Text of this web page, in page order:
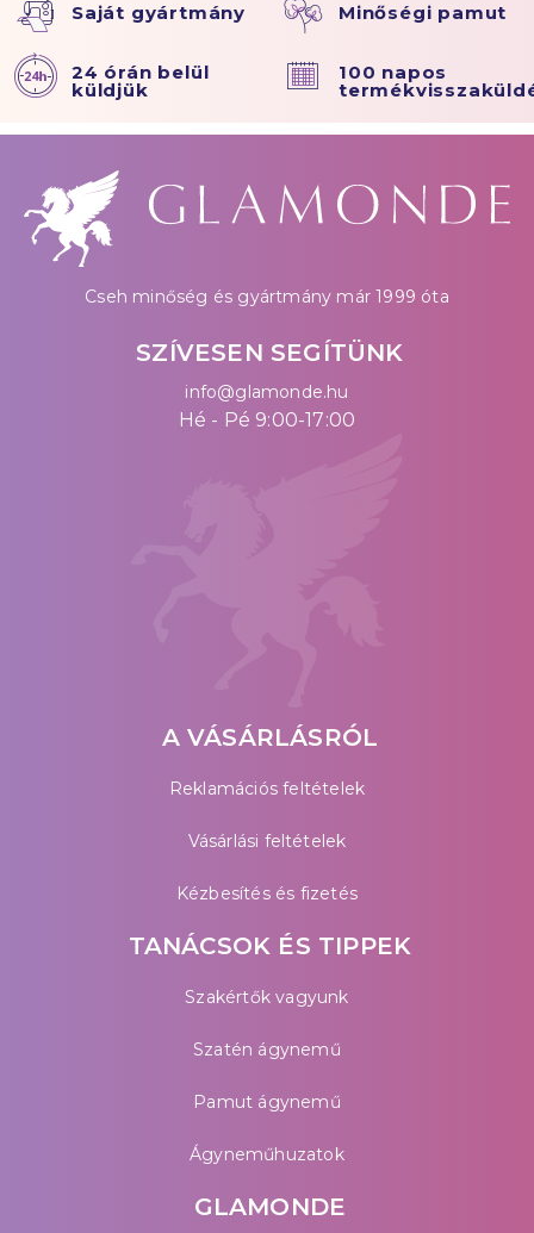
Saját gyártmány Minőségi pamut
24 órán belül
küldjük
100 napos
Cseh minőség és gyártmány már 1999 óta
SZÍVESEN SEGÍTÜNK
info@glamonde.hu
Hé - Pé 9:00-17:00
A VÁSÁRLÁSRÓL
Reklamációs feltételek
Vásárlási feltételek
Kézbesítés és fizetés
TANÁCSOK ÉS TIPPEK
Szakértők vagyunk
Szatén ágynemű
Pamut ágynemű
Ágyneműhuzatok
GLAMONDE